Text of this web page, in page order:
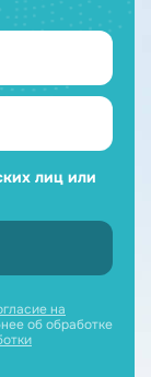
лиц или
на
об обработке